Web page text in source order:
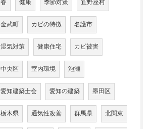
春 健康 季節対策 宜野座村
金武町 カビの特徴 名護市
湿気対策 健康住宅 カビ被害
中央区 室内環境 泡瀬
愛知建築士会 愛知の建築 墨田区
栃木県 通気性改善 群馬県 北関東